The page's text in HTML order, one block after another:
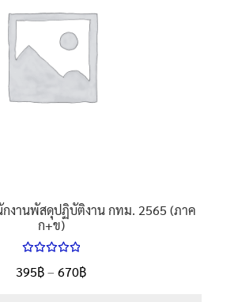
งานพัสดุปฏิบัติงาน กทม. 2565 (ภาค
ก+ข)
5.00
ตั้งแต่
395฿– 670฿Price